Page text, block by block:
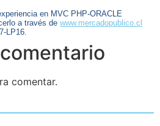
en MVC PHP-ORACLE
a través de www.mercadopublico.cl
LP16
comentar.